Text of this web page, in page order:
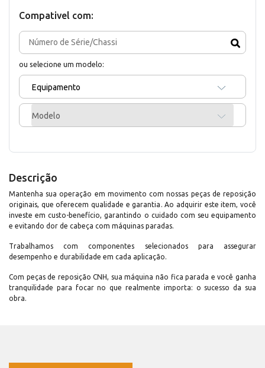
Compativel com:
ou selecione um modelo:
Equipamento
Modelo
Descrição
Mantenha sua operação em movimento com nossas peças de reposição
originais, que oferecem qualidade e garantia. Ao adquirir este item, você
investe em custo-benefício, garantindo o cuidado com seu equipamento
e evitando dor de cabeça com máquinas paradas.
Trabalhamos com componentes selecionados para assegurar
desempenho e durabilidade em cada aplicação.
Com peças de reposição CNH, sua máquina não fica parada e você ganha
tranquilidade para focar no que realmente importa: o sucesso da sua
obra.